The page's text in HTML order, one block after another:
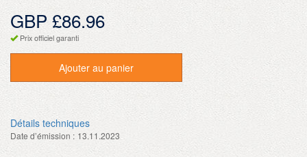
GBP £86.96
Prix officiel garanti
Ajouter au panier
Détails techniques
Date d’émission : 13.11.2023